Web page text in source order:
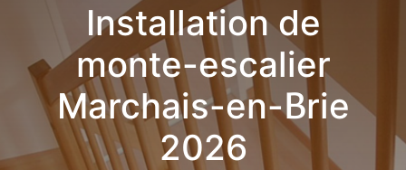
Installation de
monte-escalier
Marchais-en-Brie
2026